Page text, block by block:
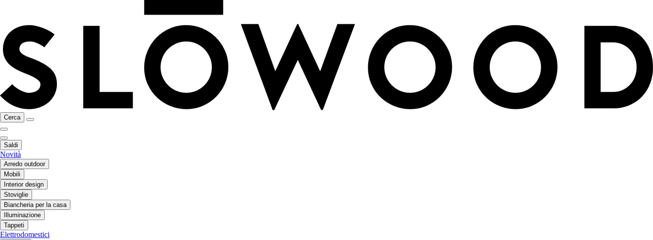
Cerca
Saldi
Novità
Arredo outdoor
Mobili
Interior design
Stoviglie
Biancheria per la casa
Illuminazione
Tappeti
Elettrodomestici